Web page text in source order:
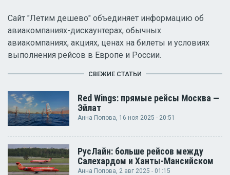
Сайт "Летим дешево" объединяет информацию об
авиакомпаниях-дискаунтерах, обычных
авиакомпаниях, акциях, ценах на билеты и условиях
выполнения рейсов в Европе и России.
СВЕЖИЕ СТАТЬИ
Red Wings: прямые рейсы Москва —
Эйлат
Анна Попова, 16 ноя 2025 - 20:51
РусЛайн: больше рейсов между
Салехардом и Ханты-Мансийском
Анна Попова , 2 авг 2025 - 01:15